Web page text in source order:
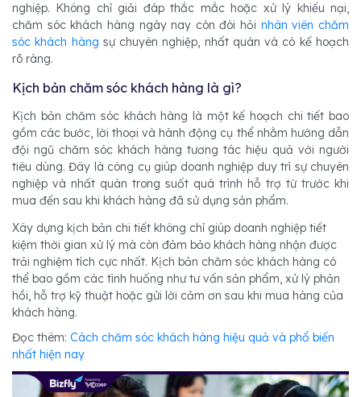
nghiệp. Không chỉ giải đáp thắc mắc hoặc xử lý khiếu nại,
chăm sóc khách hàng ngày nay còn đòi hỏi nhân viên chăm
sóc khách hàng sự chuyên nghiệp, nhất quán và có kế hoạch
rõ ràng.
Kịch bản chăm sóc khách hàng là gì?
Kịch bản chăm sóc khách hàng là một kế hoạch chi tiết bao
gồm các bước, lời thoại và hành động cụ thể nhằm hướng dẫn
đội ngũ chăm sóc khách hàng tương tác hiệu quả với người
tiêu dùng. Đây là công cụ giúp doanh nghiệp duy trì sự chuyên
nghiệp và nhất quán trong suốt quá trình hỗ trợ từ trước khi
mua đến sau khi khách hàng đã sử dụng sản phẩm.
Xây dựng kịch bản chi tiết không chỉ giúp doanh nghiệp tiết
kiệm thời gian xử lý mà còn đảm bảo khách hàng nhận được
trải nghiệm tích cực nhất. Kịch bản chăm sóc khách hàng có
thể bao gồm các tình huống như tư vấn sản phẩm, xử lý phản
hồi, hỗ trợ kỹ thuật hoặc gửi lời cảm ơn sau khi mua hàng của
khách hàng.
Đọc thêm: Cách chăm sóc khách hàng hiệu quả và phổ biến
nhất hiện nay